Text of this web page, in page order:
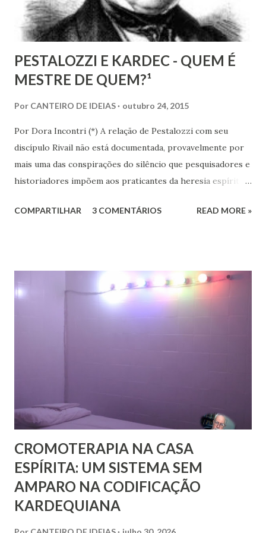
PESTALOZZI E KARDEC - QUEM É
MESTRE DE QUEM?¹
Por CANTEIRO DE IDEIAS outubro 24, 2015
Por Dora Incontri (*) A relação de Pestalozzi com seu
discípulo Rivail não está documentada, provavelmente por
mais uma das conspirações do silêncio que pesquisadores e
historiadores impõem aos praticantes da heresia espírita
de Pestalozzi a amigos, familiares, discípulos, reis,
Pestalozzi a Rivail ou vice-versa. Pestalozzi sonhava
implantar seu método na França, a ponto de ter tido uma
entrevista com o próprio Napoleão Bonaparte, que aliás se
e amoroso, não era de ...
COMPARTILHAR 3 COMENTÁRIOS READ MORE »
CROMOTERAPIA NA CASA
ESPÍRITA: UM SISTEMA SEM
AMPARO NA CODIFICAÇÃO
KARDEQUIANA